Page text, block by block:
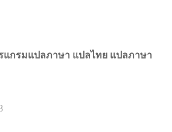
แกรมแปลภาษา แปลไทย แปลภาษา